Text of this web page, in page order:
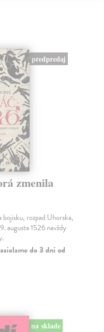
predpredaj
zmenila
rozpad Uhorska,
augusta 1526 navždy
do 3 dní od
na sklade